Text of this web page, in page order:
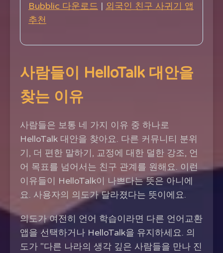
Bubblic 다운로드 | 외국인 친구 사귀기 앱
추천
사람들이 HelloTalk 대안을
찾는 이유
사람들은 보통 네 가지 이유 중 하나로
HelloTalk 대안을 찾아요. 다른 커뮤니티 분위
기, 더 편한 말하기, 교정에 대한 덜한 강조, 언
어 목표를 넘어서는 친구 관계를 원해요. 이런
이유들이 HelloTalk이 나쁘다는 뜻은 아니에
요. 사용자의 의도가 달라졌다는 뜻이에요.
의도가 여전히 언어 학습이라면 다른 언어교환
앱을 선택하거나 HelloTalk을 유지하세요. 의
도가 "다른 나라의 생각 깊은 사람들을 만나 진